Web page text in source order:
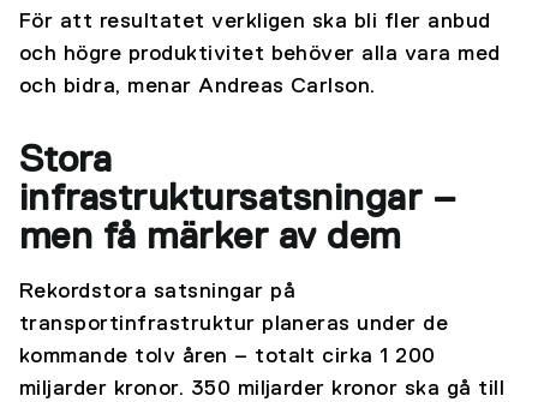
För att resultatet verkligen ska bli fler anbud
och högre produktivitet behöver alla vara med
och bidra, menar Andreas Carlson.
Stora
infrastruktursatsningar –
men få märker av dem
Rekordstora satsningar på
transportinfrastruktur planeras under de
kommande tolv åren – totalt cirka 1 200
miljarder kronor. 350 miljarder kronor ska gå till